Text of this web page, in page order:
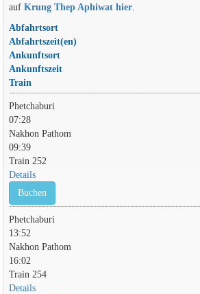
auf Krung Thep Aphiwat hier.
Abfahrtsort
Abfahrtszeit(en)
Ankunftsort
Ankunftszeit
Train
Phetchaburi
07:28
Nakhon Pathom
09:39
Train 252
Details
Buchen
Phetchaburi
13:52
Nakhon Pathom
16:02
Train 254
Details